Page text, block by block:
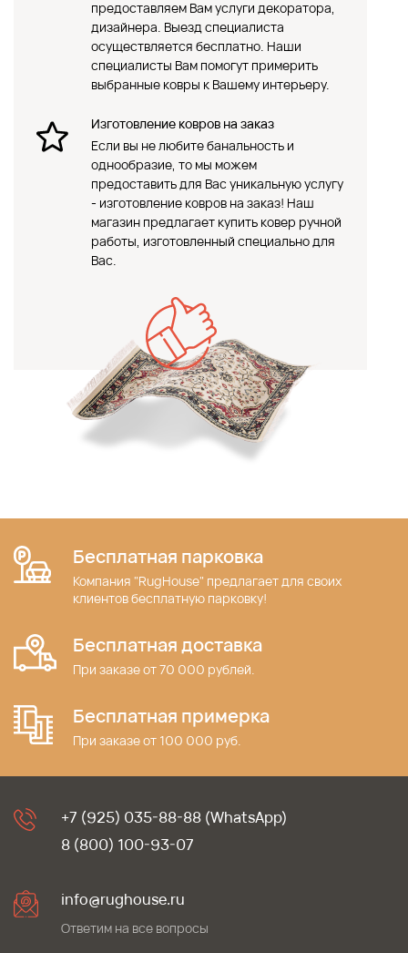
предоставляем Вам услуги декоратора,
дизайнера. Выезд специалиста
осуществляется бесплатно. Наши
специалисты Вам помогут примерить
выбранные ковры к Вашему интерьеру.
Изготовление ковров на заказ
Если вы не любите банальность и
однообразие, то мы можем
предоставить для Вас уникальную услугу
- изготовление ковров на заказ! Наш
магазин предлагает купить ковер ручной
работы, изготовленный специально для
Вас.
Бесплатная парковка
Компания "RugHouse" предлагает для своих
клиентов бесплатную парковку!
Бесплатная доставка
При заказе от 70 000 рублей.
Бесплатная примерка
При заказе от 100 000 руб.
+7 (925) 035-88-88 (WhatsApp)
8 (800) 100-93-07
info@rughouse.ru
Ответим на все вопросы